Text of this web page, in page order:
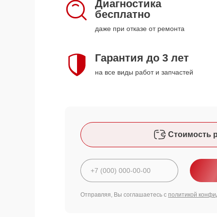
Диагностика
бесплатно
даже при отказе от ремонта
Гарантия до 3 лет
на все виды работ и запчастей
Стоимость
Отправляя, Вы соглашаетесь с политикой